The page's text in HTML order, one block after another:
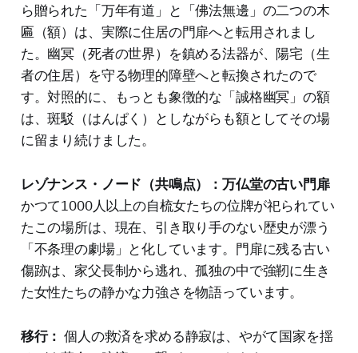
ら贈られた「万年有道」と「佛法無邊」の二つの木
匾（額）は、実際に住居の門扉へと転用されまし
た。幽冥（死者の世界）を鎮める法器が、陽宅（生
者の住居）を守る物理的障壁へと転換されたので
す。対照的に、もっとも象徴的な「誠格幽冥」の額
は、斑駁（はんぱく）としながらも額としてその場
に留まり続けました。
レゾナンス・ノード（共鳴点）：万仏堂の古い門扉
かつて1000人以上の自梳女たちの位牌が祀られてい
たこの場所は、現在、引き取り手のない歴史が漂う
「不条理の劇場」と化しています。門扉に残る古い
傷跡は、家父長制から逃れ、孤独の中で強靭に生き
た女性たちの静かな力強さを物語っています。
移行： 個人の救済を求める静寂は、やがて国家を揺